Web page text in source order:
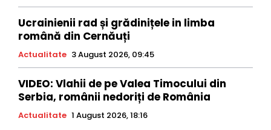
Ucrainienii rad și grădinițele in limba
română din Cernăuți
Actualitate 3 August 2026, 09:45
VIDEO: Vlahii de pe Valea Timocului din
Serbia, românii nedoriți de România
Actualitate 1 August 2026, 18:16